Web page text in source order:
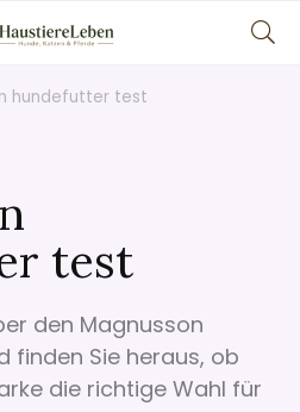
hundefutter test
test
den Magnusson
finden Sie heraus, ob
die richtige Wahl für